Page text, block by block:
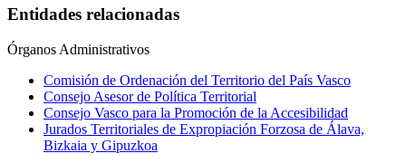
Entidades relacionadas
Órganos Administrativos
Comisión de Ordenación del Territorio del País Vasco
Consejo Asesor de Política Territorial
Consejo Vasco para la Promoción de la Accesibilidad
Jurados Territoriales de Expropiación Forzosa de Álava,
Bizkaia y Gipuzkoa